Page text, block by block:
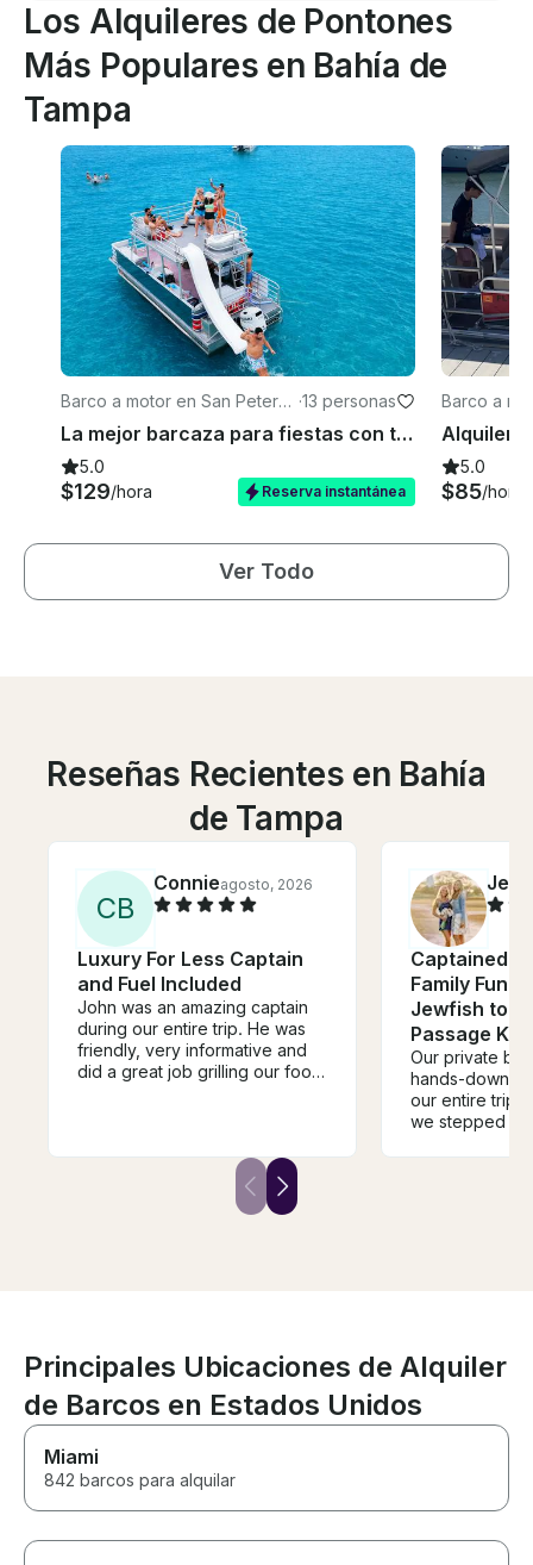
Los Alquileres de Pontones
Más Populares en Bahía de
Tampa
Barco a motor en San Petersb
urgo
·13 personas
La mejor barcaza para fiestas con tobogán acuático 🛝, música 🎶, juegos 🎉
5.0
$129/hora Reserva instantánea
Barco a
5.0
$85/hora
Ver Todo
Reseñas Recientes en Bahía
de Tampa
CB
Connieagosto, 2026
Luxury For Less Captain
and Fuel Included
John was an amazing captain
during our entire trip. He was
friendly, very informative and
did a great job grilling our food.
and tell our friends to use him.
He was reasonably priced and
Captained,
Family Fun
Jewfish to
Passage Key
Our private
hands-down
our entire trip!
we stepped
exactly what
never making
Best boat
Principales Ubicaciones de Alquiler
de Barcos en Estados Unidos
Miami
842 barcos para alquilar